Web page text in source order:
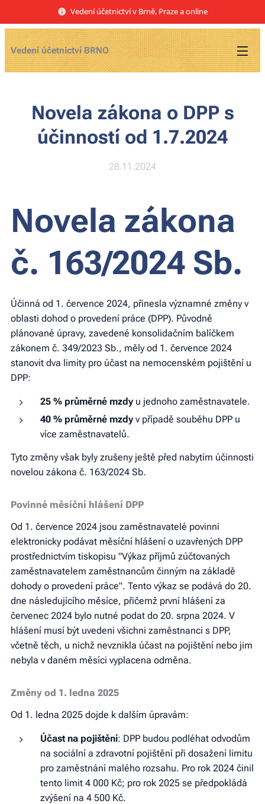
Vedení účetnictví v Brně, Praze a online
Vedení účetnictví BRNO
Novela zákona o DPP s
účinností od 1.7.2024
28.11.2024
Novela zákona
č. 163/2024 Sb.
Účinná od 1. července 2024, přinesla významné změny v
oblasti dohod o provedení práce (DPP). Původně
plánované úpravy, zavedené konsolidačním balíčkem
zákonem č. 349/2023 Sb., měly od 1. července 2024
stanovit dva limity pro účast na nemocenském pojištění u
DPP:
25 % průměrné mzdy u jednoho zaměstnavatele.
40 % průměrné mzdy v případě souběhu DPP u
více zaměstnavatelů.
Tyto změny však byly zrušeny ještě před nabytím účinnosti
novelou zákona č. 163/2024 Sb.
Povinné měsíční hlášení DPP
Od 1. července 2024 jsou zaměstnavatelé povinni
elektronicky podávat měsíční hlášení o uzavřených DPP
prostřednictvím tiskopisu "Výkaz příjmů zúčtovaných
zaměstnavatelem zaměstnancům činným na základě
dohody o provedení práce". Tento výkaz se podává do 20.
dne následujícího měsíce, přičemž první hlášení za
červenec 2024 bylo nutné podat do 20. srpna 2024. V
hlášení musí být uvedeni všichni zaměstnanci s DPP,
včetně těch, u nichž nevznikla účast na pojištění nebo jim
nebyla v daném měsíci vyplacena odměna.
Změny od 1. ledna 2025
Od 1. ledna 2025 dojde k dalším úpravám:
Účast na pojištění: DPP budou podléhat odvodům
na sociální a zdravotní pojištění při dosažení limitu
pro zaměstnání malého rozsahu. Pro rok 2024 činil
tento limit 4 000 Kč; pro rok 2025 se předpokládá
zvýšení na 4 500 Kč.